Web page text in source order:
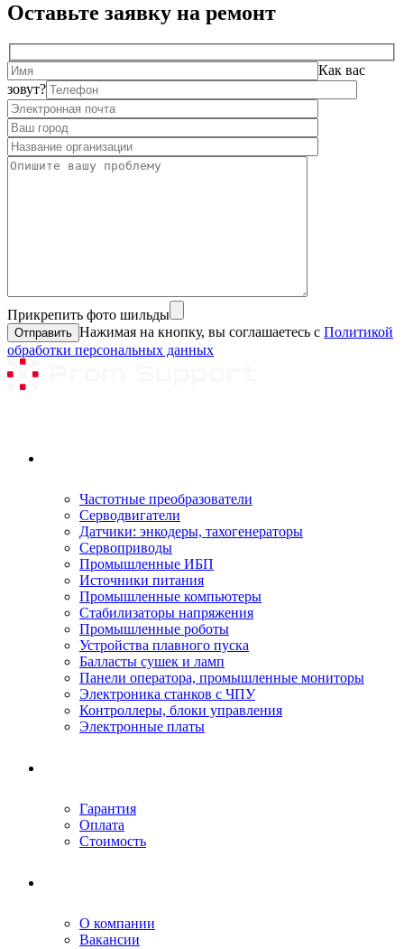
Оставьте заявку на ремонт
Как вас
зовут?
Прикрепить фото шильды
Нажимая на кнопку, вы соглашаетесь с Политикой
обработки персональных данных
Частотные преобразователи
Серводвигатели
Датчики: энкодеры, тахогенераторы
Сервоприводы
Промышленные ИБП
Источники питания
Промышленные компьютеры
Стабилизаторы напряжения
Промышленные роботы
Устройства плавного пуска
Балласты сушек и ламп
Панели оператора, промышленные мониторы
Электроника станков с ЧПУ
Контроллеры, блоки управления
Электронные платы
Гарантия
Оплата
Стоимость
О компании
Вакансии